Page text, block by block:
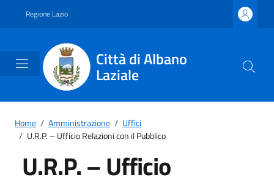
Regione Lazio
Città di Albano
Laziale
Home / Amministrazione / Uffici
/ U.R.P. – Ufficio Relazioni con il Pubblico
U.R.P. – Ufficio